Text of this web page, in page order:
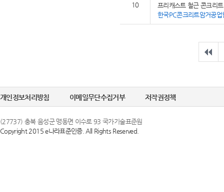
10
프리캐스트 철근 콘크리
한국PC콘크리트암거공업
개인정보처리방침 이메일무단수집거부 저작권정책
(27737) 충북 음성군 맹동면 이수로 93 국가기술표준원
Copyright 2015 e나라표준인증. All Rights Reserved.